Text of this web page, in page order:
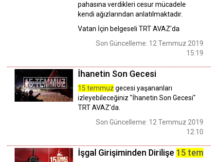
pahasına verdikleri cesur mücadele
kendi ağızlarından anlatılmaktadır.
Vatan İçin belgeseli TRT AVAZ'da
Son Güncelleme: 12 Temmuz 2019
15:19
İhanetin Son Gecesi
15 temmuz gecesi yaşananları
izleyebileceğiniz "İhanetin Son Gecesi"
TRT AVAZ'da.
Son Güncelleme: 12 Temmuz 2019
12:10
İşgal Girişiminden Dirilişe 15